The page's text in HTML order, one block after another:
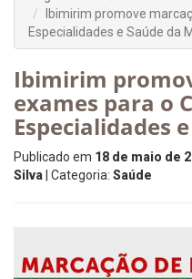
Ibimirim promove
Especialidades e Saúde da
Ibimirim
exames para o
Especialidades
Publicado em 18 de maio de
Silva | Categoria: Saúde